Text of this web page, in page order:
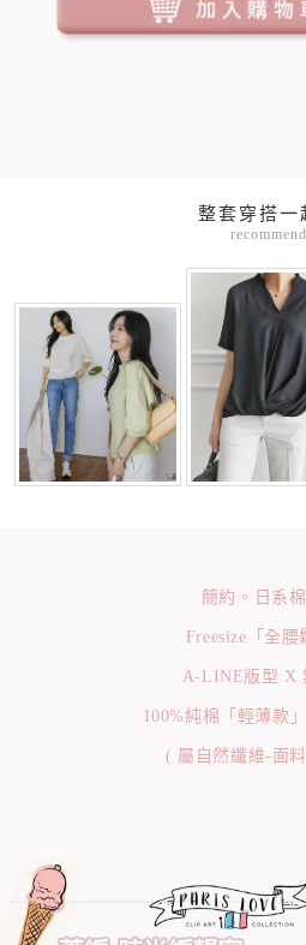
整套穿搭一
recommend
簡約。日系
Freesize「全腰
A-LINE版型 X
100%純棉「輕薄款
( 屬自然纖維-面